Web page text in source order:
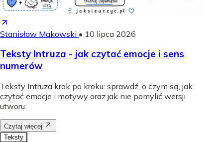
Stanisław Makowski • 10 lipca 2026
Teksty Intruza - jak czytać emocje i sens
numerów
Teksty Intruza krok po kroku: sprawdź, o czym są, jak
czytać emocje i motywy oraz jak nie pomylić wersji
utworu.
Czytaj więcej
Teksty